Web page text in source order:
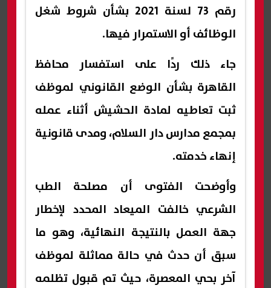
رقم 73 لسنة 2021 بشأن شروط شغل
الوظائف أو الاستمرار فيها.
جاء ذلك ردًا على استفسار محافظ
القاهرة بشأن الوضع القانوني لموظف
ثبت تعاطيه لمادة الحشيش أثناء عمله
بمجمع مدارس دار السلام، ومدى قانونية
إنهاء خدمته.
وأوضحت الفتوى أن مصلحة الطب
الشرعي خالفت الميعاد المحدد لإخطار
جهة العمل بالنتيجة النهائية، وهو ما
سبق أن حدث في حالة مماثلة لموظف
آخر بحي المعصرة، حيث تم قبول تظلمه